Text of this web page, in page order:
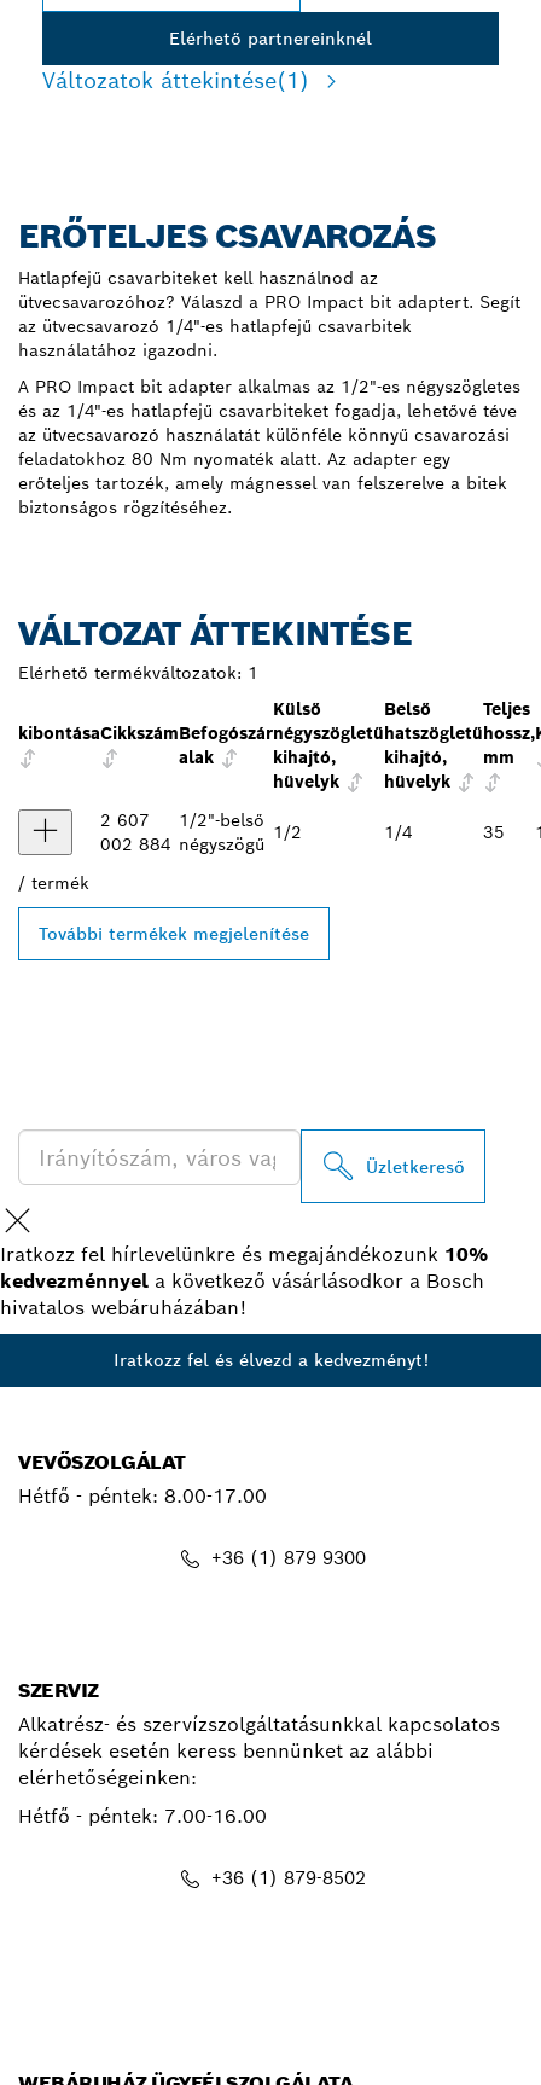
Elérhető partnereinknél
Változatok áttekintése(1)
ERŐTELJES CSAVAROZÁS
Hatlapfejű csavarbiteket kell használnod az
ütvecsavarozóhoz? Válaszd a PRO Impact bit adaptert. Segít
az ütvecsavarozó 1/4"-es hatlapfejű csavarbitek
használatához igazodni.
A PRO Impact bit adapter alkalmas az 1/2"-es négyszögletes
és az 1/4"-es hatlapfejű csavarbiteket fogadja, lehetővé téve
az ütvecsavarozó használatát különféle könnyű csavarozási
feladatokhoz 80 Nm nyomaték alatt. Az adapter egy
erőteljes tartozék, amely mágnessel van felszerelve a bitek
biztonságos rögzítéséhez.
VÁLTOZAT ÁTTEKINTÉSE
Elérhető termékváltozatok: 1
kibontásaCikkszámBefogószár
alak
Külső
négyszögletű
kihajtó,
hüvelyk
Belső
hatszögletű
kihajtó,
hüvelyk
Teljes
hossz,
mm
2 607
002 884
1/2"-belső
négyszögű
1/2 1/4 35
/ termék
További termékek megjelenítése
Üzletkereső
Iratkozz fel hírlevelünkre és megajándékozunk 10%
kedvezménnyel a következő vásárlásodkor a Bosch
hivatalos webáruházában!
Iratkozz fel és élvezd a kedvezményt!
VEVŐSZOLGÁLAT
Hétfő - péntek: 8.00-17.00
+36 (1) 879 9300
SZERVIZ
Alkatrész- és szervízszolgáltatásunkkal kapcsolatos
kérdések esetén keress bennünket az alábbi
elérhetőségeinken:
Hétfő - péntek: 7.00-16.00
+36 (1) 879-8502